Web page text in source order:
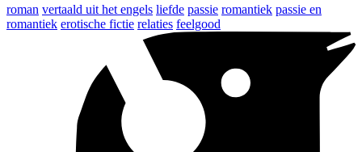
roman vertaald uit het engels liefde passie romantiek passie en
romantiek erotische fictie relaties feelgood